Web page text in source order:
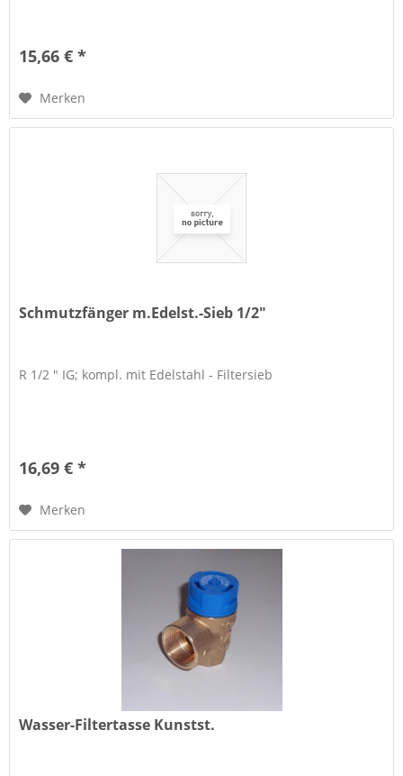
15,66 € *
Merken
Schmutzfänger m.Edelst.-Sieb 1/2"
R 1/2 " IG; kompl. mit Edelstahl - Filtersieb
16,69 € *
Merken
Wasser-Filtertasse Kunstst.